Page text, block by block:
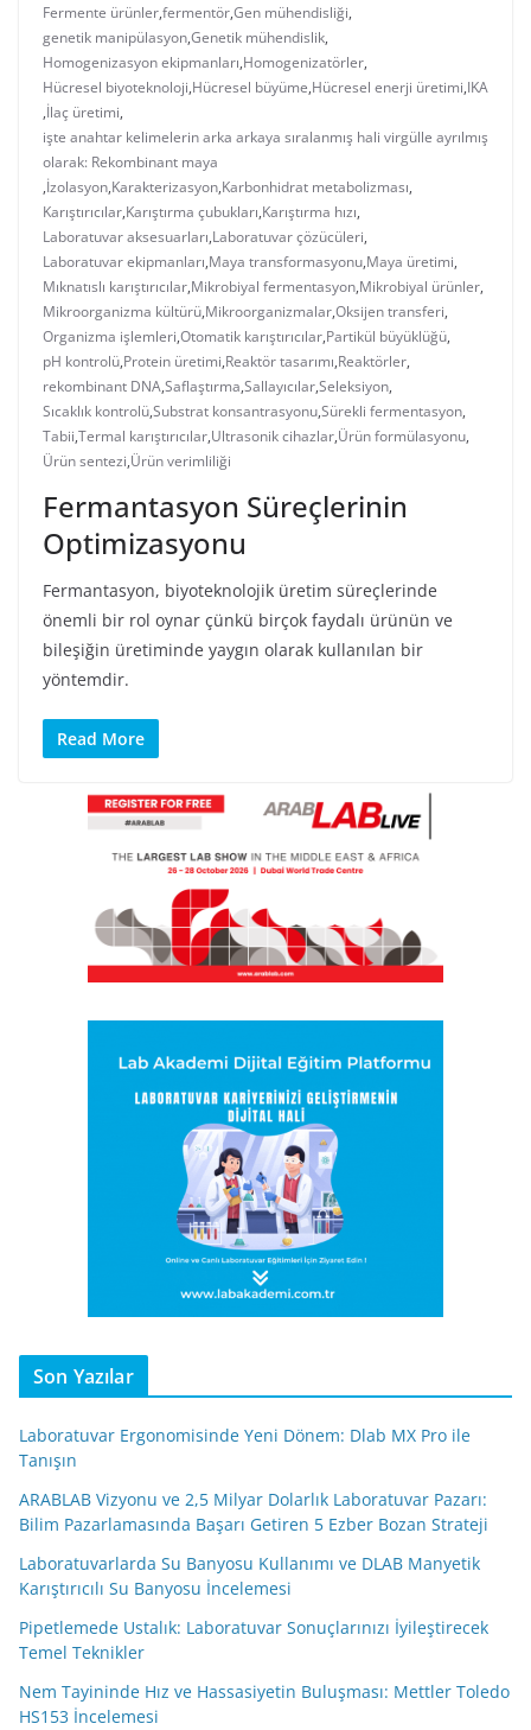
Fermente ürünler,fermentör,Gen mühendisliği,
genetik manipülasyon,Genetik mühendislik,
Homogenizasyon ekipmanları,Homogenizatörler,
Hücresel biyoteknoloji,Hücresel büyüme,Hücresel enerji üretimi,IKA
,İlaç üretimi,
işte anahtar kelimelerin arka arkaya sıralanmış hali virgülle ayrılmış
olarak: Rekombinant maya
,İzolasyon,Karakterizasyon,Karbonhidrat metabolizması,
Karıştırıcılar,Karıştırma çubukları,Karıştırma hızı,
Laboratuvar aksesuarları,Laboratuvar çözücüleri,
Laboratuvar ekipmanları,Maya transformasyonu,Maya üretimi,
Mıknatıslı karıştırıcılar,Mikrobiyal fermentasyon,Mikrobiyal ürünler,
Mikroorganizma kültürü,Mikroorganizmalar,Oksijen transferi,
Organizma işlemleri,Otomatik karıştırıcılar,Partikül büyüklüğü,
pH kontrolü,Protein üretimi,Reaktör tasarımı,Reaktörler,
rekombinant DNA,Saflaştırma,Sallayıcılar,Seleksiyon,
Sıcaklık kontrolü,Substrat konsantrasyonu,Sürekli fermentasyon,
Tabii,Termal karıştırıcılar,Ultrasonik cihazlar,Ürün formülasyonu,
Ürün sentezi,Ürün verimliliği
Fermantasyon Süreçlerinin
Optimizasyonu
Fermantasyon, biyoteknolojik üretim süreçlerinde
önemli bir rol oynar çünkü birçok faydalı ürünün ve
bileşiğin üretiminde yaygın olarak kullanılan bir
yöntemdir.
Read More
Son Yazılar
Laboratuvar Ergonomisinde Yeni Dönem: Dlab MX Pro ile
Tanışın
ARABLAB Vizyonu ve 2,5 Milyar Dolarlık Laboratuvar Pazarı:
Bilim Pazarlamasında Başarı Getiren 5 Ezber Bozan Strateji
Laboratuvarlarda Su Banyosu Kullanımı ve DLAB Manyetik
Karıştırıcılı Su Banyosu İncelemesi
Pipetlemede Ustalık: Laboratuvar Sonuçlarınızı İyileştirecek
Temel Teknikler
Nem Tayininde Hız ve Hassasiyetin Buluşması: Mettler Toledo
HS153 İncelemesi